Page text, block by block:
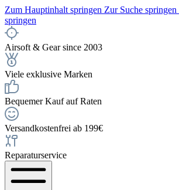
Zum Hauptinhalt springen Zur Suche springen
springen
Airsoft & Gear since 2003
Viele exklusive Marken
Bequemer Kauf auf Raten
Versandkostenfrei ab 199€
Reparaturservice